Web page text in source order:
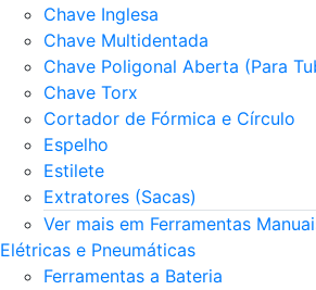
Chave Inglesa
Chave Multidentada
Chave Poligonal Aberta (Para
Chave Torx
Cortador de Fórmica e Círculo
Espelho
Estilete
Extratores (Sacas)
Ver mais em Ferramentas
Elétricas e Pneumáticas
Ferramentas a Bateria